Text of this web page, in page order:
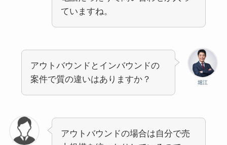
ていますね。
堀江
アウトバウンドとインバウンドの
案件で質の違いはありますか？
アウトバウンドの場合は自分で売